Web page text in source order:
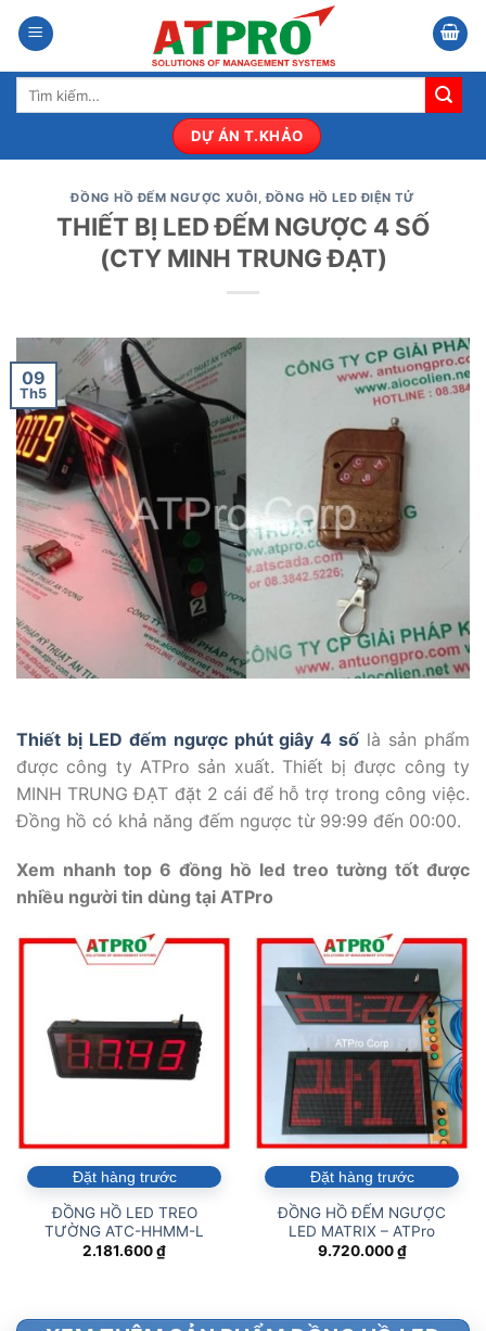
qua
nội
dung
Tìm
DỰ ÁN T.KHẢO
ĐỒNG HỒ ĐẾM NGƯỢC XUÔI,ĐỒNG HỒ LED ĐIỆN TỬ
THIẾT BỊ LED ĐẾM NGƯỢC 4 SỐ
(CTY MINH TRUNG ĐẠT)
09
Th5
Thiết bị LED đếm ngược phút giây 4 số là sản phẩm
được công ty ATPro sản xuất. Thiết bị được công ty
MINH TRUNG ĐẠT đặt 2 cái để hỗ trợ trong công việc.
Đồng hồ có khả năng đếm ngược từ 99:99 đến 00:00.
Xem nhanh top 6 đồng hồ led treo tường tốt được
nhiều người tin dùng tại ATPro
Đặt hàng trước
ĐỒNG HỒ LED TREO
TƯỜNG ATC-HHMM-L
2.181.600₫
Đặt hàng trước
ĐỒNG HỒ ĐẾM NGƯỢC
LED MATRIX – ATPro
9.720.000₫